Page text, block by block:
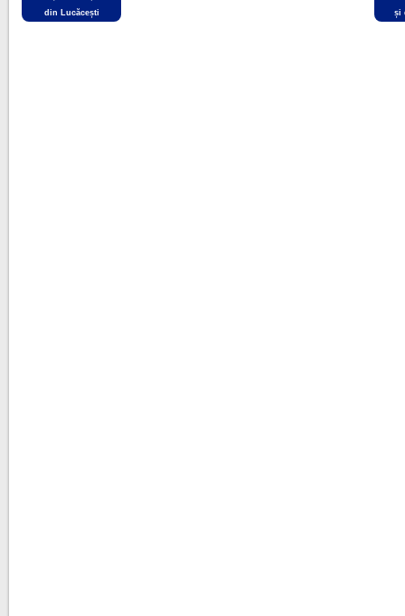
din Lucăcești
și